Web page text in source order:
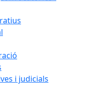
i judicials